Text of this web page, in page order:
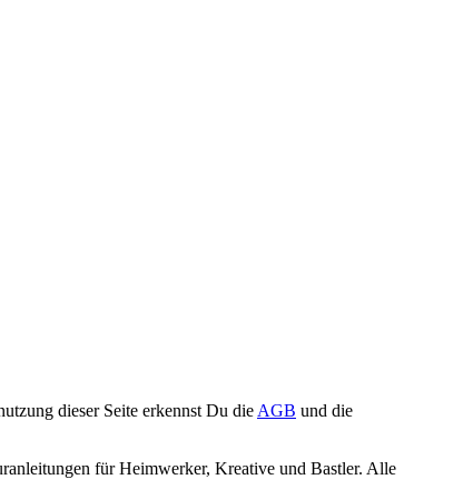
dieser Seite erkennst Du die AGB und die
für Heimwerker, Kreative und Bastler. Alle